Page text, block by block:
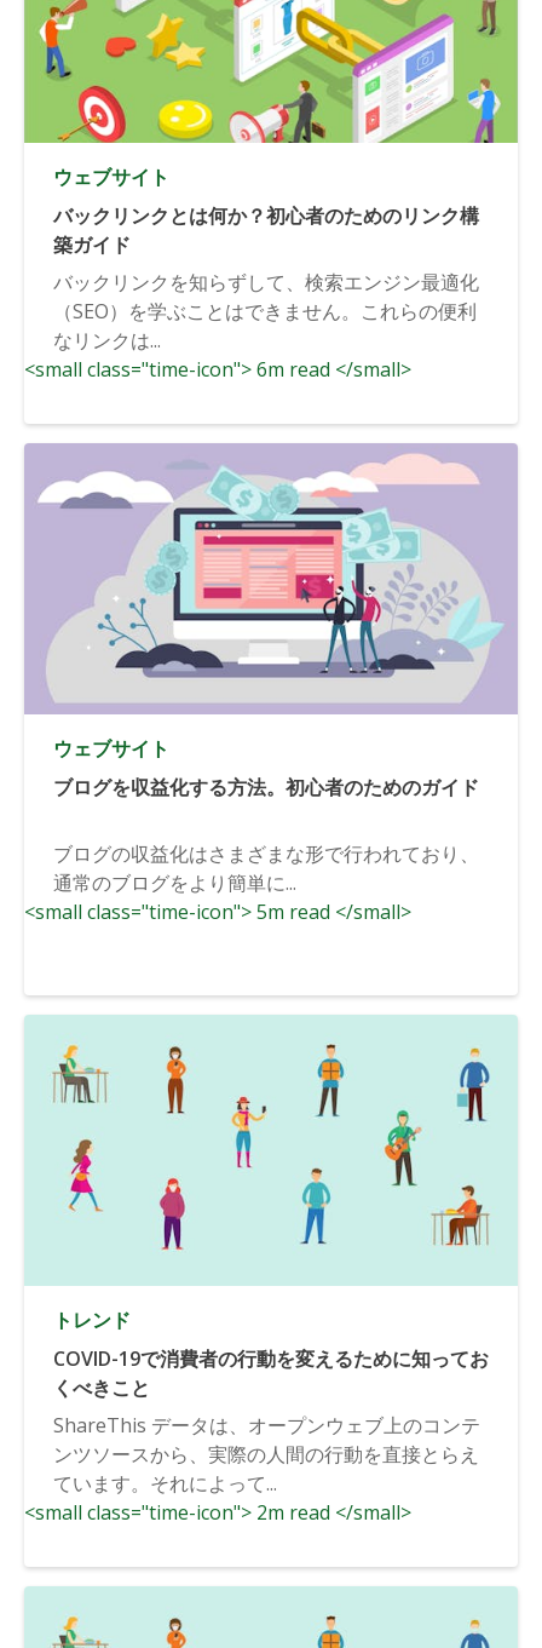
ウェブサイト
バックリンクとは何か？初心者のためのリンク構
築ガイド
バックリンクを知らずして、検索エンジン最適化
（SEO）を学ぶことはできません。これらの便利
なリンクは...
<small class="time-icon"> 6m read </small>
ウェブサイト
ブログを収益化する方法。初心者のためのガイド
ブログの収益化はさまざまな形で行われており、
通常のブログをより簡単に...
<small class="time-icon"> 5m read </small>
トレンド
COVID-19で消費者の行動を変えるために知ってお
くべきこと
ShareThis データは、オープンウェブ上のコンテ
ンツソースから、実際の人間の行動を直接とらえ
ています。それによって...
<small class="time-icon"> 2m read </small>